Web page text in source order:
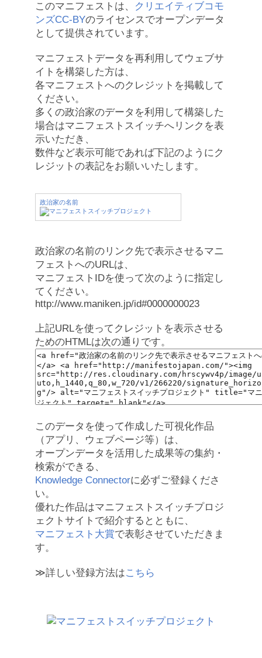
このマニフェストは、
クリエイティブコモ
ンズCC-BYのライセンスでオープンデータ
として提供されています。
マニフェストデータを再利用してウェブサ
イトを構築した方は、
各マニフェストへのクレジットを掲載して
ください。
多くの政治家のデータを利用して構築した
場合はマニフェストスイッチへリンクを表
示いただき、
数件など表示可能であれば下記のようにク
レジットの表記をお願いいたします。
政治家の名前
政治家の名前のリンク先で表示させるマニ
フェストへのURLは、
マニフェストIDを使って次のように指定し
てください。
http://www.maniken.jp/id#0000000023
上記URLを使ってクレジットを表示させる
ためのHTMLは次の通りです。
このデータを使って作成した可視化作品
（アプリ、ウェブページ等）は、
オープンデータを活用した成果等の集約・
検索ができる、
Knowledge Connectorに必ずご登録くださ
い。
優れた作品はマニフェストスイッチプロジ
ェクトサイトで紹介するとともに、
マニフェスト大賞で表彰させていただきま
す。
≫詳しい登録方法はこちら